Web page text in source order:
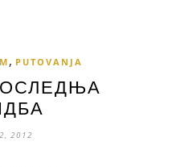
, PUTOVANJA
2012